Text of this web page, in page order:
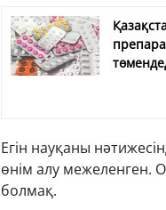
Егін науқаны
өнім алу межеленген.
болмақ.